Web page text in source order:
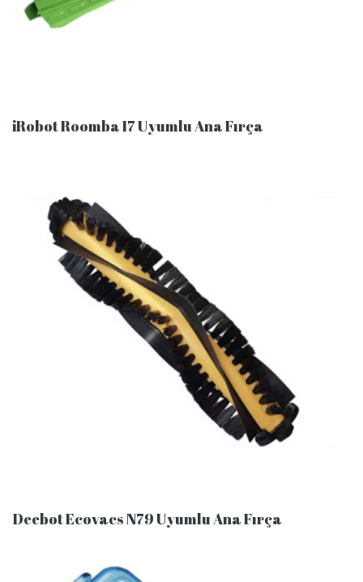
iRobot Roomba I7 Uyumlu Ana Fırça
Deebot Ecovacs N79 Uyumlu Ana Fırça